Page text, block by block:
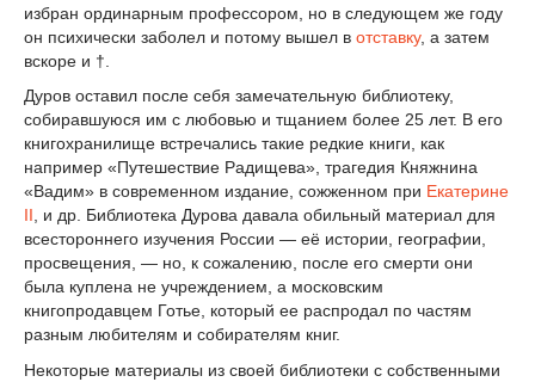
избран ординарным профессором, но в следующем же году
он психически заболел и потому вышел в отставку, а затем
вскоре и †.
Дуров оставил после себя замечательную библиотеку,
собиравшуюся им с любовью и тщанием более 25 лет. В его
книгохранилище встречались такие редкие книги, как
например «Путешествие Радищева», трагедия Княжнина
«Вадим» в современном издание, сожженном при Екатерине
II, и др. Библиотека Дурова давала обильный материал для
всестороннего изучения России — её истории, географии,
просвещения, — но, к сожалению, после его смерти они
была куплена не учреждением, а московским
книгопродавцем Готье, который ее распродал по частям
разным любителям и собирателям книг.
Некоторые материалы из своей библиотеки с собственными